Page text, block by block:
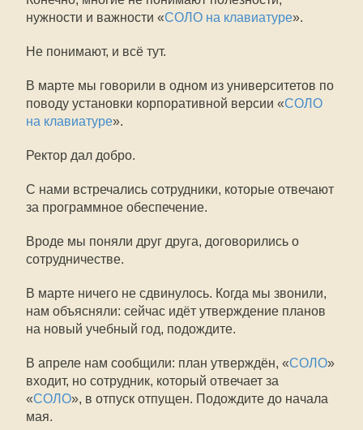
нужности и важности «СОЛО на клавиатуре».
Не понимают, и всё тут.
В марте мы говорили в одном из университетов по
поводу установки корпоративной версии «СОЛО
на клавиатуре».
Ректор дал добро.
С нами встречались сотрудники, которые отвечают
за программное обеспечение.
Вроде мы поняли друг друга, договорились о
сотрудничестве.
В марте ничего не сдвинулось. Когда мы звонили,
нам объясняли: сейчас идёт утверждение планов
на новый учебный год, подождите.
В апреле нам сообщили: план утверждён, «СОЛО»
входит, но сотрудник, который отвечает за
«СОЛО», в отпуск отпущен. Подождите до начала
мая.